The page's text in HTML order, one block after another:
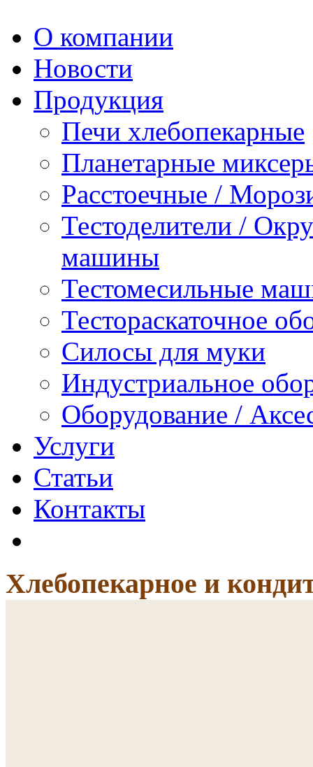
О компании
Новости
Продукция
Печи хлебопекарные
Планетарные
Расстоечные /
Тестоделители /
машины
Тестомесильные
Тестораскаточное
Силосы для муки
Индустриальное
Оборудование /
Услуги
Статьи
Контакты
Хлебопекарное и